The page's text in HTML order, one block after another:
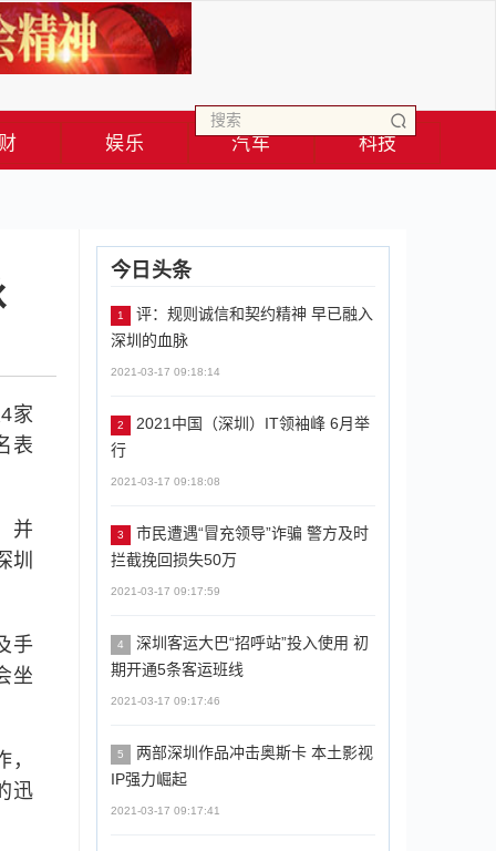
娱乐 汽车 科技
家
表
并
圳
手
坐
迅
今日头条
1
评：规则诚信和契约精神 早已融入
深圳的血脉
2021-03-17 09:18:14
2
2021中国（深圳）IT领袖峰 6月举
行
2021-03-17 09:18:08
3
市民遭遇“冒充领导”诈骗 警方及时
拦截挽回损失50万
2021-03-17 09:17:59
4
深圳客运大巴“招呼站”投入使用 初
期开通5条客运班线
2021-03-17 09:17:46
5
两部深圳作品冲击奥斯卡 本土影视
IP强力崛起
2021-03-17 09:17:41